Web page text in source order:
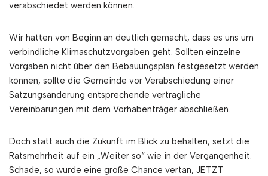
verabschiedet werden können.
Wir hatten von Beginn an deutlich gemacht, dass es uns um
verbindliche Klimaschutzvorgaben geht. Sollten einzelne
Vorgaben nicht über den Bebauungsplan festgesetzt werden
können, sollte die Gemeinde vor Verabschiedung einer
Satzungsänderung entsprechende vertragliche
Vereinbarungen mit dem Vorhabenträger abschließen.
Doch statt auch die Zukunft im Blick zu behalten, setzt die
Ratsmehrheit auf ein „Weiter so“ wie in der Vergangenheit.
Schade, so wurde eine große Chance vertan, JETZT